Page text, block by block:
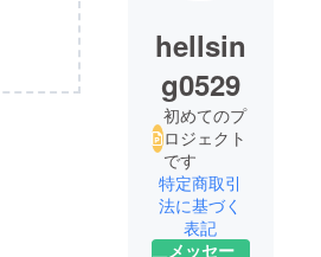
hellsin
g0529
初めてのプ
ロジェクト
です
特定商取引
法に基づく
表記
メッセー